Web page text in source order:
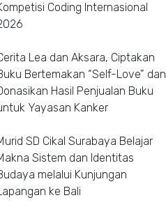
Coding Internasional
Lea dan Aksara, Ciptakan
Bertemakan “Self-Love” dan
Hasil Penjualan Buku
Yayasan Kanker
SD Cikal Surabaya Belajar
Sistem dan Identitas
melalui Kunjungan
ke Bali